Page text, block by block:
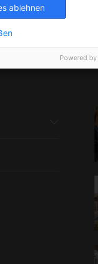
ablehnen
Powered by